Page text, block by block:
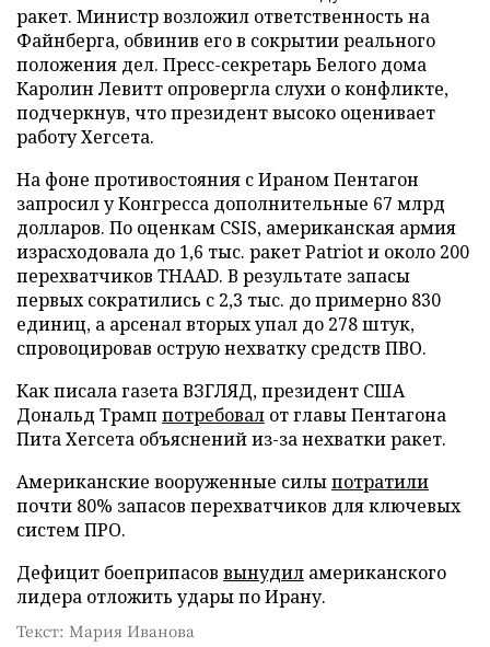
ракет. Министр возложил ответственность на
Файнберга, обвинив его в сокрытии реального
положения дел. Пресс-секретарь Белого дома
Каролин Левитт опровергла слухи о конфликте,
подчеркнув, что президент высоко оценивает
работу Хегсета.
На фоне противостояния с Ираном Пентагон
запросил у Конгресса дополнительные 67 млрд
долларов. По оценкам CSIS, американская армия
израсходовала до 1,6 тыс. ракет Patriot и около 200
перехватчиков THAAD. В результате запасы
первых сократились с 2,3 тыс. до примерно 830
единиц, а арсенал вторых упал до 278 штук,
спровоцировав острую нехватку средств ПВО.
Как писала газета ВЗГЛЯД, президент США
Дональд Трамп потребовал от главы Пентагона
Пита Хегсета объяснений из-за нехватки ракет.
Американские вооруженные силыпотратили
почти 80% запасов перехватчиков для ключевых
систем ПРО.
Дефицит боеприпасов вынудил американского
лидера отложить удары по Ирану.
Текст: Мария Иванова